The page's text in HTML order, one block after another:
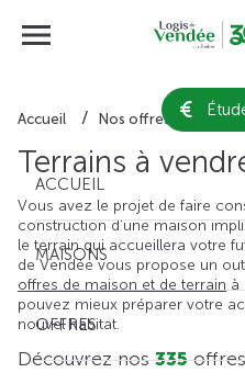
ACCUEIL
MAISONS
OFFRES
Accueil Nos offres de terrain
Terrains à
Vous avez le projet de faire
construction d'une maison
le terrain qui accueillera votre
de Vendée vous propose un
offres de maison et de terrain à
pouvez mieux préparer votre
nouvel habitat.
Découvrez nos335offres